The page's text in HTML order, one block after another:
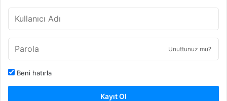
Unuttunuz mu?
Beni hatırla
Kayıt Ol